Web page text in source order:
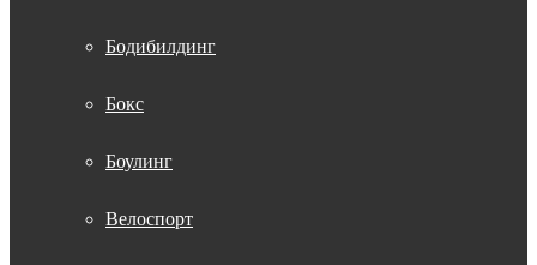
Бодибилдинг
Бокс
Боулинг
Велоспорт